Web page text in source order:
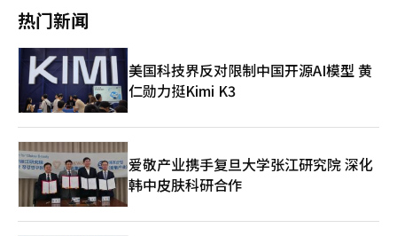
正案”，而国民力量党则反对称这是“选举前的草率修宪”。最
终，朝野双方大部分时间都在互相指责“踢掉了修宪机会”和“试
图进行独裁修宪”。 修宪本就困难。宪法是超越政权利益，设定
国家运作框架的工作。因此，朝野达成共识尤为重要。任何一方都
不能单凭数字强行推进，反之，亦不能仅仅考虑政治利益而无条件
阻挠。宪法既不是多数党的战利品，也不是少数党的阻挠工具。
此次未能通过的过程最明显地暴露了政治的缺失。朝野双方都承认
修宪的必要性。现行宪法是在1987年结束军事政权和进行直选宪
法修正的历史背景下制定的，之后总统权力集中和阵营对立的结构
不断重复，制度改革的要求也在不断积累，这一点也不容否认。然
而，国会却更专注于争斗的方式，而非修宪的内容。 民众也难免
感到疲惫。政治圈每逢选举时都会提到修宪的必要性，但一旦进入
国会，冲突和未能通过的局面却屡屡重演。2018年文在寅政府时
热门新闻
美国科技界反对限制中国开源AI模型 黄
仁勋力挺Kimi K3
爱敬产业携手复旦大学张江研究院 深化
韩中皮肤科研合作